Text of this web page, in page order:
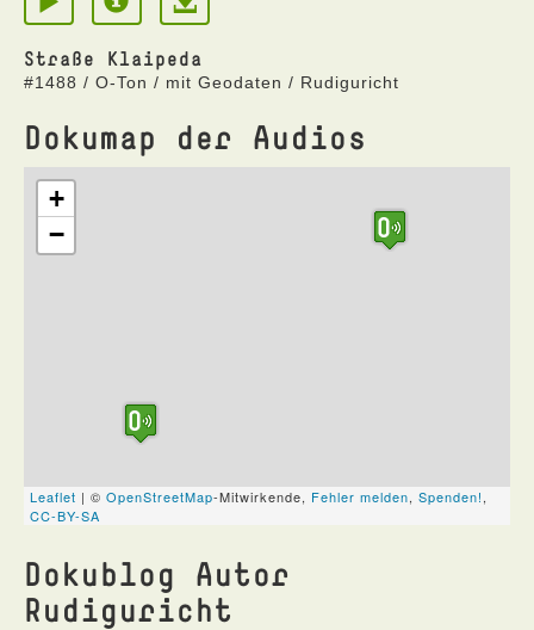
Straße Klaipeda
#1488 / O-Ton / mit Geodaten / Rudiguricht
Dokumap der Audios
Dokublog Autor
Rudiguricht